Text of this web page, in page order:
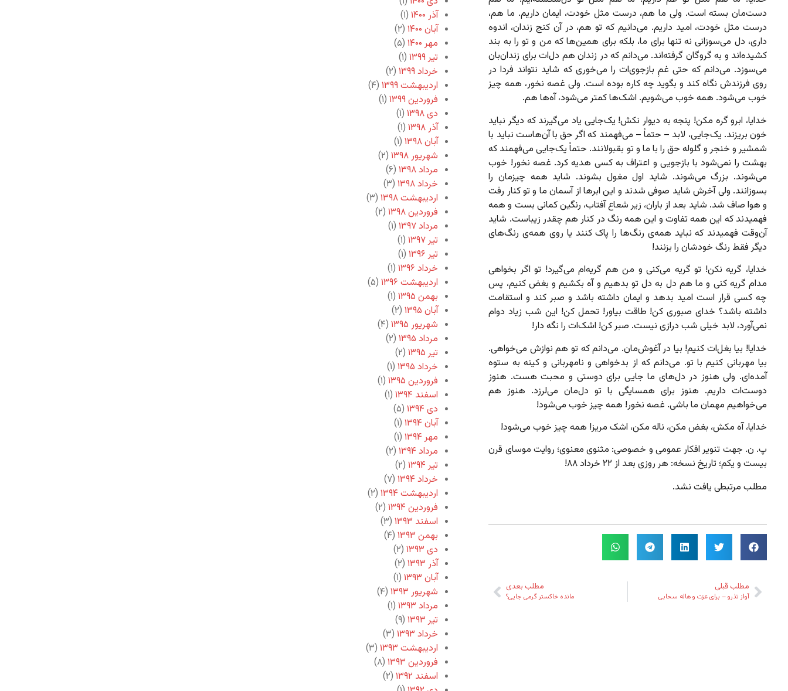
دست‌مان بسته است. ولی ما هم، درست مثل خودت، ایمان داریم. ما هم،
درست مثل خودت، امید داریم. می‌دانیم که تو هم، در آن کنج زندان، اندوه
داری، دل می‌سوزانی نه تنها برای ما، بلکه برای همین‌ها که من و تو را به بند
کشیده‌اند و به گروگان گرفته‌اند. می‌دانم که در زندان هم دل‌ات برای زندان‌بان
می‌سوزد. می‌دانم که حتی غمِ بازجوی‌ات را می‌خوری که شاید نتواند فردا در
روی فرزندش نگاه کند و بگوید چه کاره بوده است. ولی غصه نخور، همه چیز
خوب می‌شود. همه‌ خوب می‌شویم. اشک‌ها کمتر می‌شود، آه‌ها هم.
خدایا، ابرو گره مکن! پنجه به دیوار نکش! یک‌جایی یاد می‌گیرند که دیگر نباید
خون بریزند. یک‌جایی، لابد – حتماً – می‌فهمند که اگر حق با آن‌هاست نباید با
شمشیر و خنجر و گلوله حق را با ما و تو بقبولانند. حتماً یک‌جایی می‌فهمند که
بهشت را نمی‌شود با بازجویی و اعتراف به کسی هدیه کرد. غصه نخور! خوب
می‌شوند. بزرگ می‌شوند. شاید اول مغول بشوند. شاید همه چیزمان را
بسوزانند. ولی آخرش شاید صوفی شدند و این ابرها از آسمان ما و تو کنار رفت
و هوا صاف شد. شاید بعد از باران، زیر شعاع آفتاب، رنگین کمانی بست و همه
فهمیدند که این همه تفاوت و این همه رنگ در کنار هم چقدر زیباست. شاید
آن‌وقت فهمیدند که نباید همه‌ی رنگ‌ها را پاک کنند یا روی همه‌ی رنگ‌های
دیگر فقط رنگ خودشان را بزنند!
خدایا، گریه نکن! تو گریه می‌کنی و من هم گریه‌ام می‌گیرد! تو اگر بخواهی
مدام گریه کنی و ما هم دل به دل تو بدهیم و آه بکشیم و بغض کنیم، پس
چه کسی قرار است امید بدهد و ایمان داشته باشد و صبر کند و استقامت
داشته باشد؟ خدای صبوری کن! طاقت بیاور! تحمل کن! این شب زیاد دوام
نمی‌آورد، لابد خیلی شب درازی نیست. صبر کن! اشک‌ات را نگه دار!
خدایا! بیا بغل‌ات کنیم! بیا در آغوش‌مان. می‌دانم که تو هم نوازش می‌خواهی.
بیا مهربانی کنیم با تو. می‌دانم که از بدخواهی و نامهربانی و کینه به ستوه
آمده‌ای. ولی هنوز در دل‌های ما جایی برای دوستی و محبت هست. هنوز
دوست‌ات داریم. هنوز برای همسایگی با تو دل‌مان می‌لرزد. هنوز هم
می‌خواهیم مهمان ما باشی. غصه نخور! همه چیز خوب می‌شود!
خدایا، آه مکش، بغض مکن، ناله مکن، اشک مریز! همه چیز خوب می‌شود!
پ. ن. جهت تنویر افکار عمومی و خصوصی: مثنوی معنوی؛ روایت موسای قرن
بیست و یکم؛ تاریخ نسخه: هر روزی بعد از ۲۲ خرداد ۸۸!
مطلب مرتبطی یافت نشد.
مطلب قبلی
آواز تذرو – برای عزت و هاله سحابی
مطلب بعدی
مانده خاکستر گرمی جایی؟
آذر ۱۴۰۰
(۱)
آبان ۱۴۰۰
(۲)
مهر ۱۴۰۰
(۵)
تیر ۱۳۹۹
(۱)
خرداد ۱۳۹۹
(۲)
اردیبهشت ۱۳۹۹
(۴)
فروردین ۱۳۹۹
(۱)
دی ۱۳۹۸
(۱)
آذر ۱۳۹۸
(۱)
آبان ۱۳۹۸
(۱)
شهریور ۱۳۹۸
(۲)
مرداد ۱۳۹۸
(۶)
خرداد ۱۳۹۸
(۳)
اردیبهشت ۱۳۹۸
(۳)
فروردین ۱۳۹۸
(۲)
مرداد ۱۳۹۷
(۱)
تیر ۱۳۹۷
(۱)
تیر ۱۳۹۶
(۱)
خرداد ۱۳۹۶
(۱)
اردیبهشت ۱۳۹۶
(۵)
بهمن ۱۳۹۵
(۱)
آبان ۱۳۹۵
(۲)
شهریور ۱۳۹۵
(۴)
مرداد ۱۳۹۵
(۲)
تیر ۱۳۹۵
(۲)
خرداد ۱۳۹۵
(۱)
فروردین ۱۳۹۵
(۱)
اسفند ۱۳۹۴
(۱)
دی ۱۳۹۴
(۵)
آبان ۱۳۹۴
(۱)
مهر ۱۳۹۴
(۱)
مرداد ۱۳۹۴
(۲)
تیر ۱۳۹۴
(۲)
خرداد ۱۳۹۴
(۷)
اردیبهشت ۱۳۹۴
(۲)
فروردین ۱۳۹۴
(۲)
اسفند ۱۳۹۳
(۳)
بهمن ۱۳۹۳
(۴)
دی ۱۳۹۳
(۲)
آذر ۱۳۹۳
(۲)
آبان ۱۳۹۳
(۱)
شهریور ۱۳۹۳
(۴)
مرداد ۱۳۹۳
(۱)
تیر ۱۳۹۳
(۹)
خرداد ۱۳۹۳
(۳)
اردیبهشت ۱۳۹۳
(۳)
فروردین ۱۳۹۳
(۸)
اسفند ۱۳۹۲
(۲)